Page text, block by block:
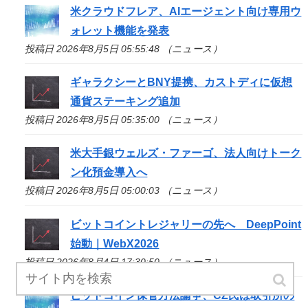
米クラウドフレア、AIエージェント向け専用ウ
ォレット機能を発表
投稿日 2026年8月5日 05:55:48 （ニュース）
ギャラクシーとBNY提携、カストディに仮想
通貨ステーキング追加
投稿日 2026年8月5日 05:35:00 （ニュース）
米大手銀ウェルズ・ファーゴ、法人向けトーク
ン化預金導入へ
投稿日 2026年8月5日 05:00:03 （ニュース）
ビットコイントレジャリーの先へ DeepPoint
始動｜WebX2026
投稿日 2026年8月4日 17:30:50 （ニュース）
ビットコイン保管方法論争、CZ氏は取引所の